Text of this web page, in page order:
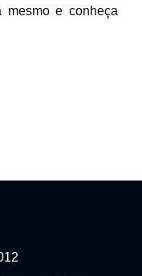
mesmo e conheça